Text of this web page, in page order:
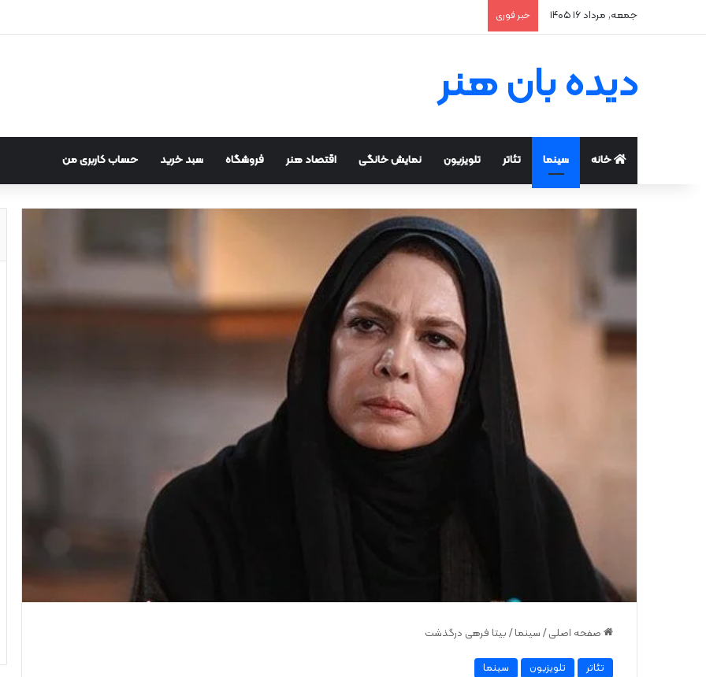
جمعه, مرداد ۱۶ ۱۴۰۵ خبر فوری
دیده بان هنر
خانه سینما تئاتر تلویزیون نمایش خانگی اقتصاد هنر فروشگاه سبد خرید حساب کاربری من
صفحه اصلی / سینما / بیتا فرهی درگذشت
تئاتر تلویزیون سینما